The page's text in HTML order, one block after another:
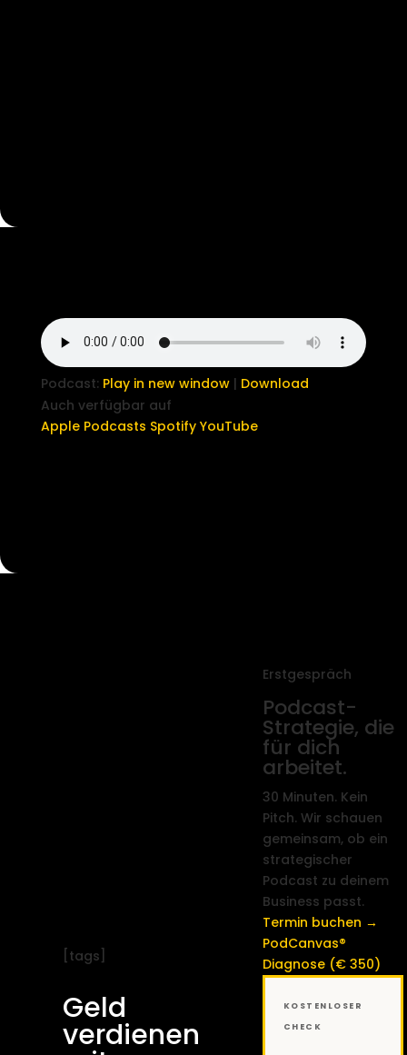
Podcast: Play in new window| Download
Auch verfügbar auf
Apple Podcasts Spotify YouTube
[tags]
Geld
verdienen
Erstgespräch
Podcast-
Strategie, die
für dich
arbeitet.
30 Minuten. Kein
Pitch. Wir schauen
gemeinsam, ob ein
strategischer
Podcast zu deinem
Business passt.
Termin buchen →
PodCanvas®
Diagnose (€ 350)
KOSTENLOSER
CHECK